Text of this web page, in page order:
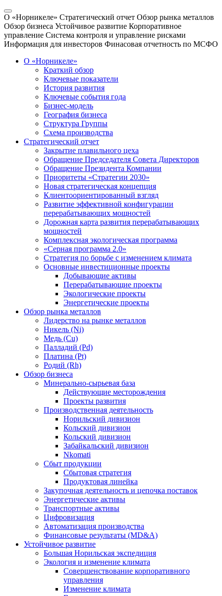
О «Норникеле» Стратегический отчет Обзор рынка металлов
Обзор бизнеса Устойчивое развитие Корпоративное
управление Система контроля и управление рисками
Информация для инвесторов Финасовая отчетность по МСФО
О «Норникеле»
Краткий обзор
Ключевые показатели
История развития
Ключевые события года
Бизнес-модель
География бизнеса
Структура Группы
Схема производства
Стратегический отчет
Закрытие плавильного цеха
Обращение Председателя Совета Директоров
Обращение Президента Компании
Приоритеты «Стратегии 2030»
Новая стратегическая концепция
Клиентоориентированный взгляд
Развитие эффективной конфигурации
перерабатывающих мощностей
Дорожная карта развития перерабатывающих
мощностей
Комплексная экологическая программа
«Серная программа 2.0»
Стратегия по борьбе с изменением климата
Основные инвестиционные проекты
Добывающие активы
Перерабатывающие проекты
Экологические проекты
Энергетические проекты
Обзор рынка металлов
Лидерство на рынке металлов
Никель (Ni)
Медь (Cu)
Палладий (Pd)
Платина (Pt)
Родий (Rh)
Обзор бизнеса
Минерально-сырьевая база
Действующие месторождения
Проекты развития
Производственная деятельность
Норильский дивизион
Кольский дивизион
Кольский дивизион
Забайкальский дивизион
Nkomati
Сбыт продукции
Сбытовая стратегия
Продуктовая линейка
Закупочная деятельность и цепочка поставок
Энергетические активы
Транспортные активы
Цифровизация
Автоматизация производства
Финансовые результаты (MD&A)
Устойчивое развитие
Большая Норильская экспедиция
Экология и изменение климата
Совершенствование корпоративного
управления
Изменение климата